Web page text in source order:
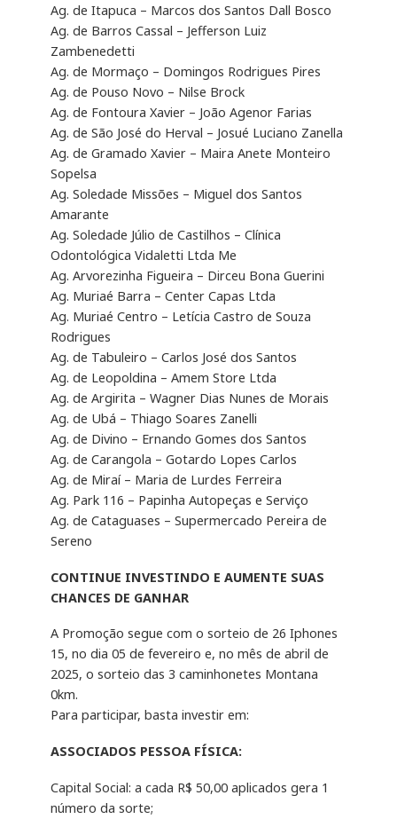
Ag. de Itapuca – Marcos dos Santos Dall Bosco
Ag. de Barros Cassal – Jefferson Luiz
Zambenedetti
Ag. de Mormaço – Domingos Rodrigues Pires
Ag. de Pouso Novo – Nilse Brock
Ag. de Fontoura Xavier – João Agenor Farias
Ag. de São José do Herval – Josué Luciano Zanella
Ag. de Gramado Xavier – Maira Anete Monteiro
Sopelsa
Ag. Soledade Missões – Miguel dos Santos
Amarante
Ag. Soledade Júlio de Castilhos – Clínica
Odontológica Vidaletti Ltda Me
Ag. Arvorezinha Figueira – Dirceu Bona Guerini
Ag. Muriaé Barra – Center Capas Ltda
Ag. Muriaé Centro – Letícia Castro de Souza
Rodrigues
Ag. de Tabuleiro – Carlos José dos Santos
Ag. de Leopoldina – Amem Store Ltda
Ag. de Argirita – Wagner Dias Nunes de Morais
Ag. de Ubá – Thiago Soares Zanelli
Ag. de Divino – Ernando Gomes dos Santos
Ag. de Carangola – Gotardo Lopes Carlos
Ag. de Miraí – Maria de Lurdes Ferreira
Ag. Park 116 – Papinha Autopeças e Serviço
Ag. de Cataguases – Supermercado Pereira de
Sereno
CONTINUE INVESTINDO E AUMENTE SUAS
CHANCES DE GANHAR
A Promoção segue com o sorteio de 26 Iphones
15, no dia 05 de fevereiro e, no mês de abril de
2025, o sorteio das 3 caminhonetes Montana
0km.
Para participar, basta investir em:
ASSOCIADOS PESSOA FÍSICA:
Capital Social: a cada R$ 50,00 aplicados gera 1
número da sorte;